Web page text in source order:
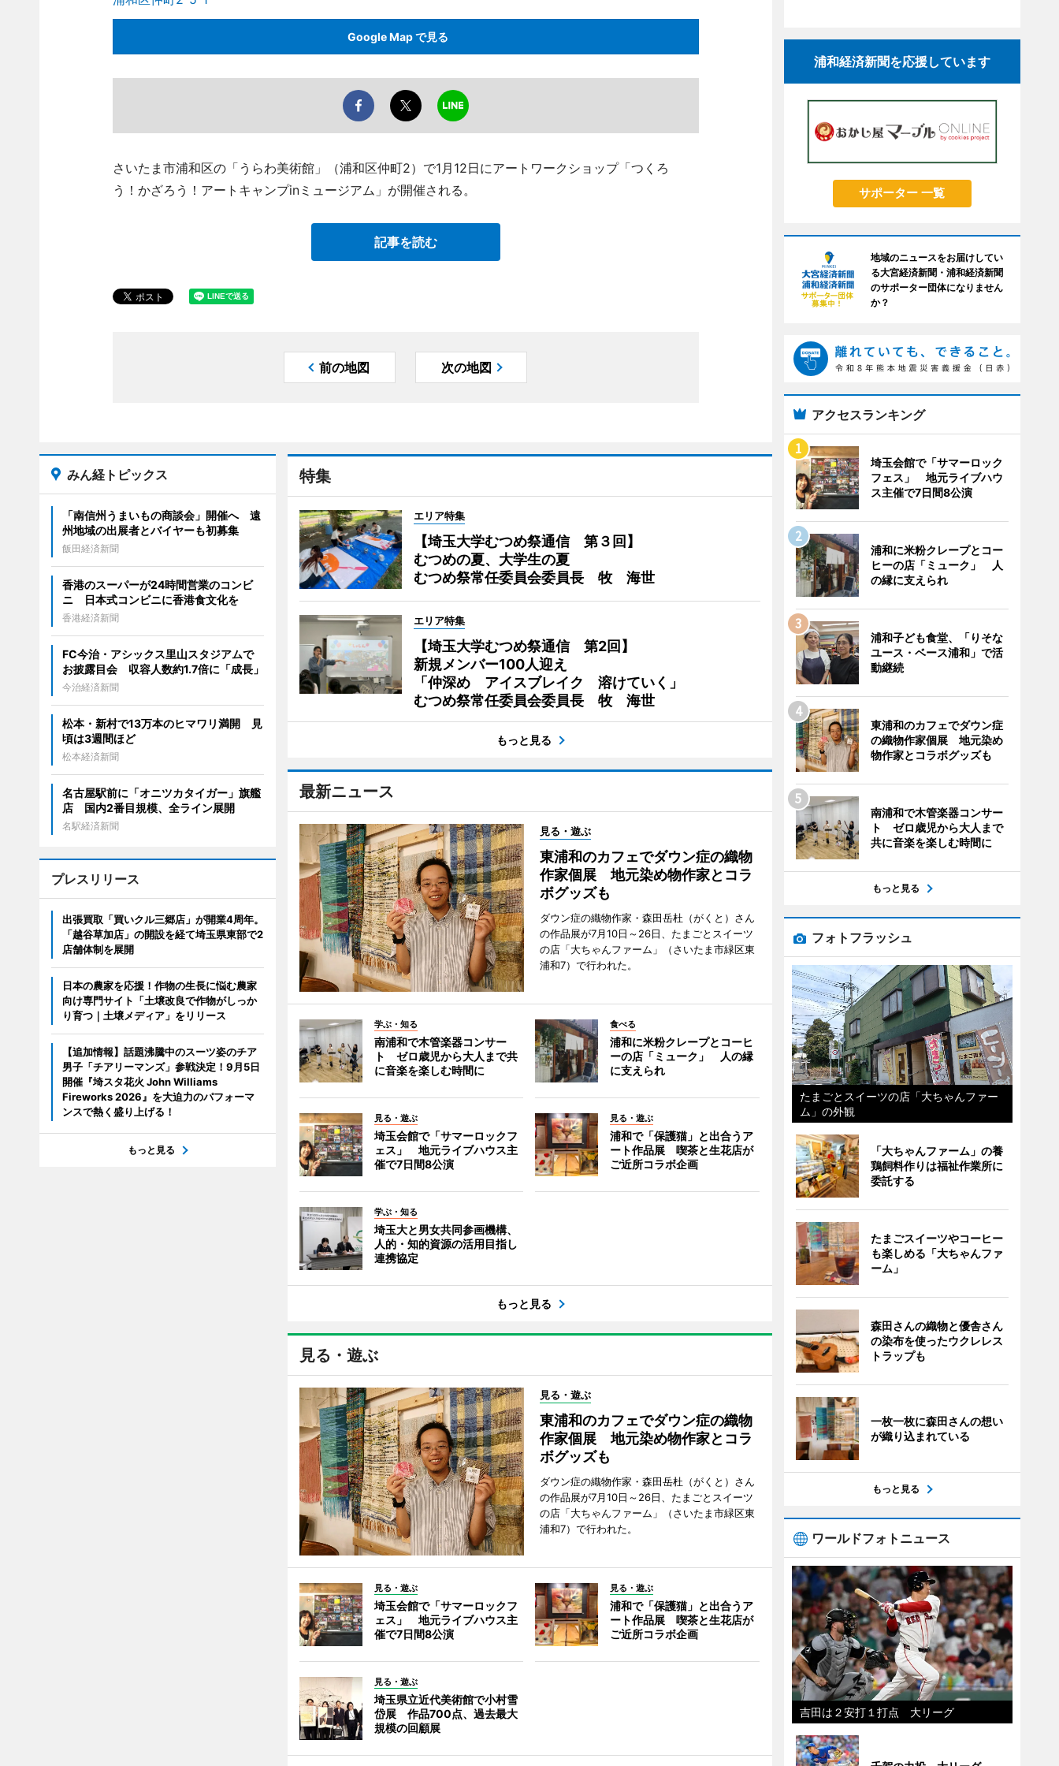
Google Map で見る
さいたま市浦和区の「うらわ美術館」（浦和区仲町2）で1月12日にアートワークショップ「つくろ
う！かざろう！アートキャンプinミュージアム」が開催される。
記事を読む
前の地図 次の地図
特集
エリア特集
【埼玉大学むつめ祭通信 第３回】
むつめの夏、大学生の夏
むつめ祭常任委員会委員長 牧 海世
エリア特集
【埼玉大学むつめ祭通信 第2回】
新規メンバー100人迎え
「仲深め アイスブレイク 溶けていく」
むつめ祭常任委員会委員長 牧 海世
もっと見る
最新ニュース
見る・遊ぶ
東浦和のカフェでダウン症の織物
作家個展 地元染め物作家とコラ
ボグッズも
ダウン症の織物作家・森田岳杜（がくと）さん
の作品展が7月10日～26日、たまごとスイーツ
の店「大ちゃんファーム」（さいたま市緑区東
浦和7）で行われた。
学ぶ・知る
南浦和で木管楽器コンサー
ト ゼロ歳児から大人まで共
に音楽を楽しむ時間に
食べる
浦和に米粉クレープとコーヒ
ーの店「ミューク」 人の縁
に支えられ
見る・遊ぶ
埼玉会館で「サマーロックフ
ェス」 地元ライブハウス主
催で7日間8公演
見る・遊ぶ
浦和で「保護猫」と出合うア
ート作品展 喫茶と生花店が
ご近所コラボ企画
学ぶ・知る
埼玉大と男女共同参画機構、
人的・知的資源の活用目指し
連携協定
もっと見る
見る・遊ぶ
見る・遊ぶ
東浦和のカフェでダウン症の織物
作家個展 地元染め物作家とコラ
ボグッズも
ダウン症の織物作家・森田岳杜（がくと）さん
の作品展が7月10日～26日、たまごとスイーツ
の店「大ちゃんファーム」（さいたま市緑区東
浦和7）で行われた。
見る・遊ぶ
埼玉会館で「サマーロックフ
ェス」 地元ライブハウス主
催で7日間8公演
見る・遊ぶ
浦和で「保護猫」と出合うア
ート作品展 喫茶と生花店が
ご近所コラボ企画
見る・遊ぶ
埼玉県立近代美術館で小村雪
岱展 作品700点、過去最大
規模の回顧展
みん経トピックス
「南信州うまいもの商談会」開催へ 遠
州地域の出展者とバイヤーも初募集
飯田経済新聞
香港のスーパーが24時間営業のコンビ
ニ 日本式コンビニに香港食文化を
香港経済新聞
FC今治・アシックス里山スタジアムで
お披露目会 収容人数約1.7倍に「成長」
今治経済新聞
松本・新村で13万本のヒマワリ満開 見
頃は3週間ほど
松本経済新聞
名古屋駅前に「オニツカタイガー」旗艦
店 国内2番目規模、全ライン展開
名駅経済新聞
プレスリリース
出張買取「買いクル三郷店」が開業4周年。
「越谷草加店」の開設を経て埼玉県東部で2
店舗体制を展開
日本の農家を応援！作物の生長に悩む農家
向け専門サイト「土壌改良で作物がしっか
り育つ｜土壌メディア」をリリース
【追加情報】話題沸騰中のスーツ姿のチア
男子「チアリーマンズ」参戦決定！9月5日
開催『埼スタ花火 John Williams
Fireworks 2026』を大迫力のパフォーマ
ンスで熱く盛り上げる！
もっと見る
浦和経済新聞を応援しています
サポーター 一覧
地域のニュースをお届けしてい
る大宮経済新聞・浦和経済新聞
のサポーター団体になりません
か？
アクセスランキング
埼玉会館で「サマーロック
フェス」 地元ライブハウ
ス主催で7日間8公演
浦和に米粉クレープとコー
ヒーの店「ミューク」 人
の縁に支えられ
浦和子ども食堂、「りそな
ユース・ベース浦和」で活
動継続
東浦和のカフェでダウン症
の織物作家個展 地元染め
物作家とコラボグッズも
南浦和で木管楽器コンサー
ト ゼロ歳児から大人まで
共に音楽を楽しむ時間に
もっと見る
フォトフラッシュ
たまごとスイーツの店「大ちゃんファー
ム」の外観
「大ちゃんファーム」の養
鶏飼料作りは福祉作業所に
委託する
たまごスイーツやコーヒー
も楽しめる「大ちゃんファ
ーム」
森田さんの織物と優舎さん
の染布を使ったウクレレス
トラップも
一枚一枚に森田さんの想い
が織り込まれている
もっと見る
ワールドフォトニュース
吉田は２安打１打点 大リーグ